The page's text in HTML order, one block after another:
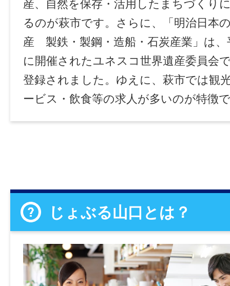
産、自然を保存・活用したまちづくり
るのが萩市です。さらに、「明治日本
産 製鉄・製鋼・造船・石炭産業」は、
に開催されたユネスコ世界遺産委員会
登録されました。ゆえに、萩市では観
ービス・飲食等の求人が多いのが特徴
じょぶる山口とは？